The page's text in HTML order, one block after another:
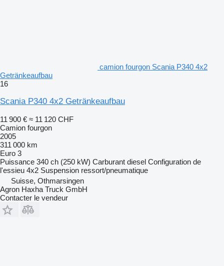
camion fourgon Scania P340 4x2
Getränkeaufbau
16
Scania P340 4x2 Getränkeaufbau
11 900 € ≈ 11 120 CHF
Camion fourgon
2005
311 000 km
Euro 3
Puissance 340 ch (250 kW) Carburant diesel Configuration de
l'essieu 4x2 Suspension ressort/pneumatique
Suisse, Othmarsingen
Agron Haxha Truck GmbH
Contacter le vendeur